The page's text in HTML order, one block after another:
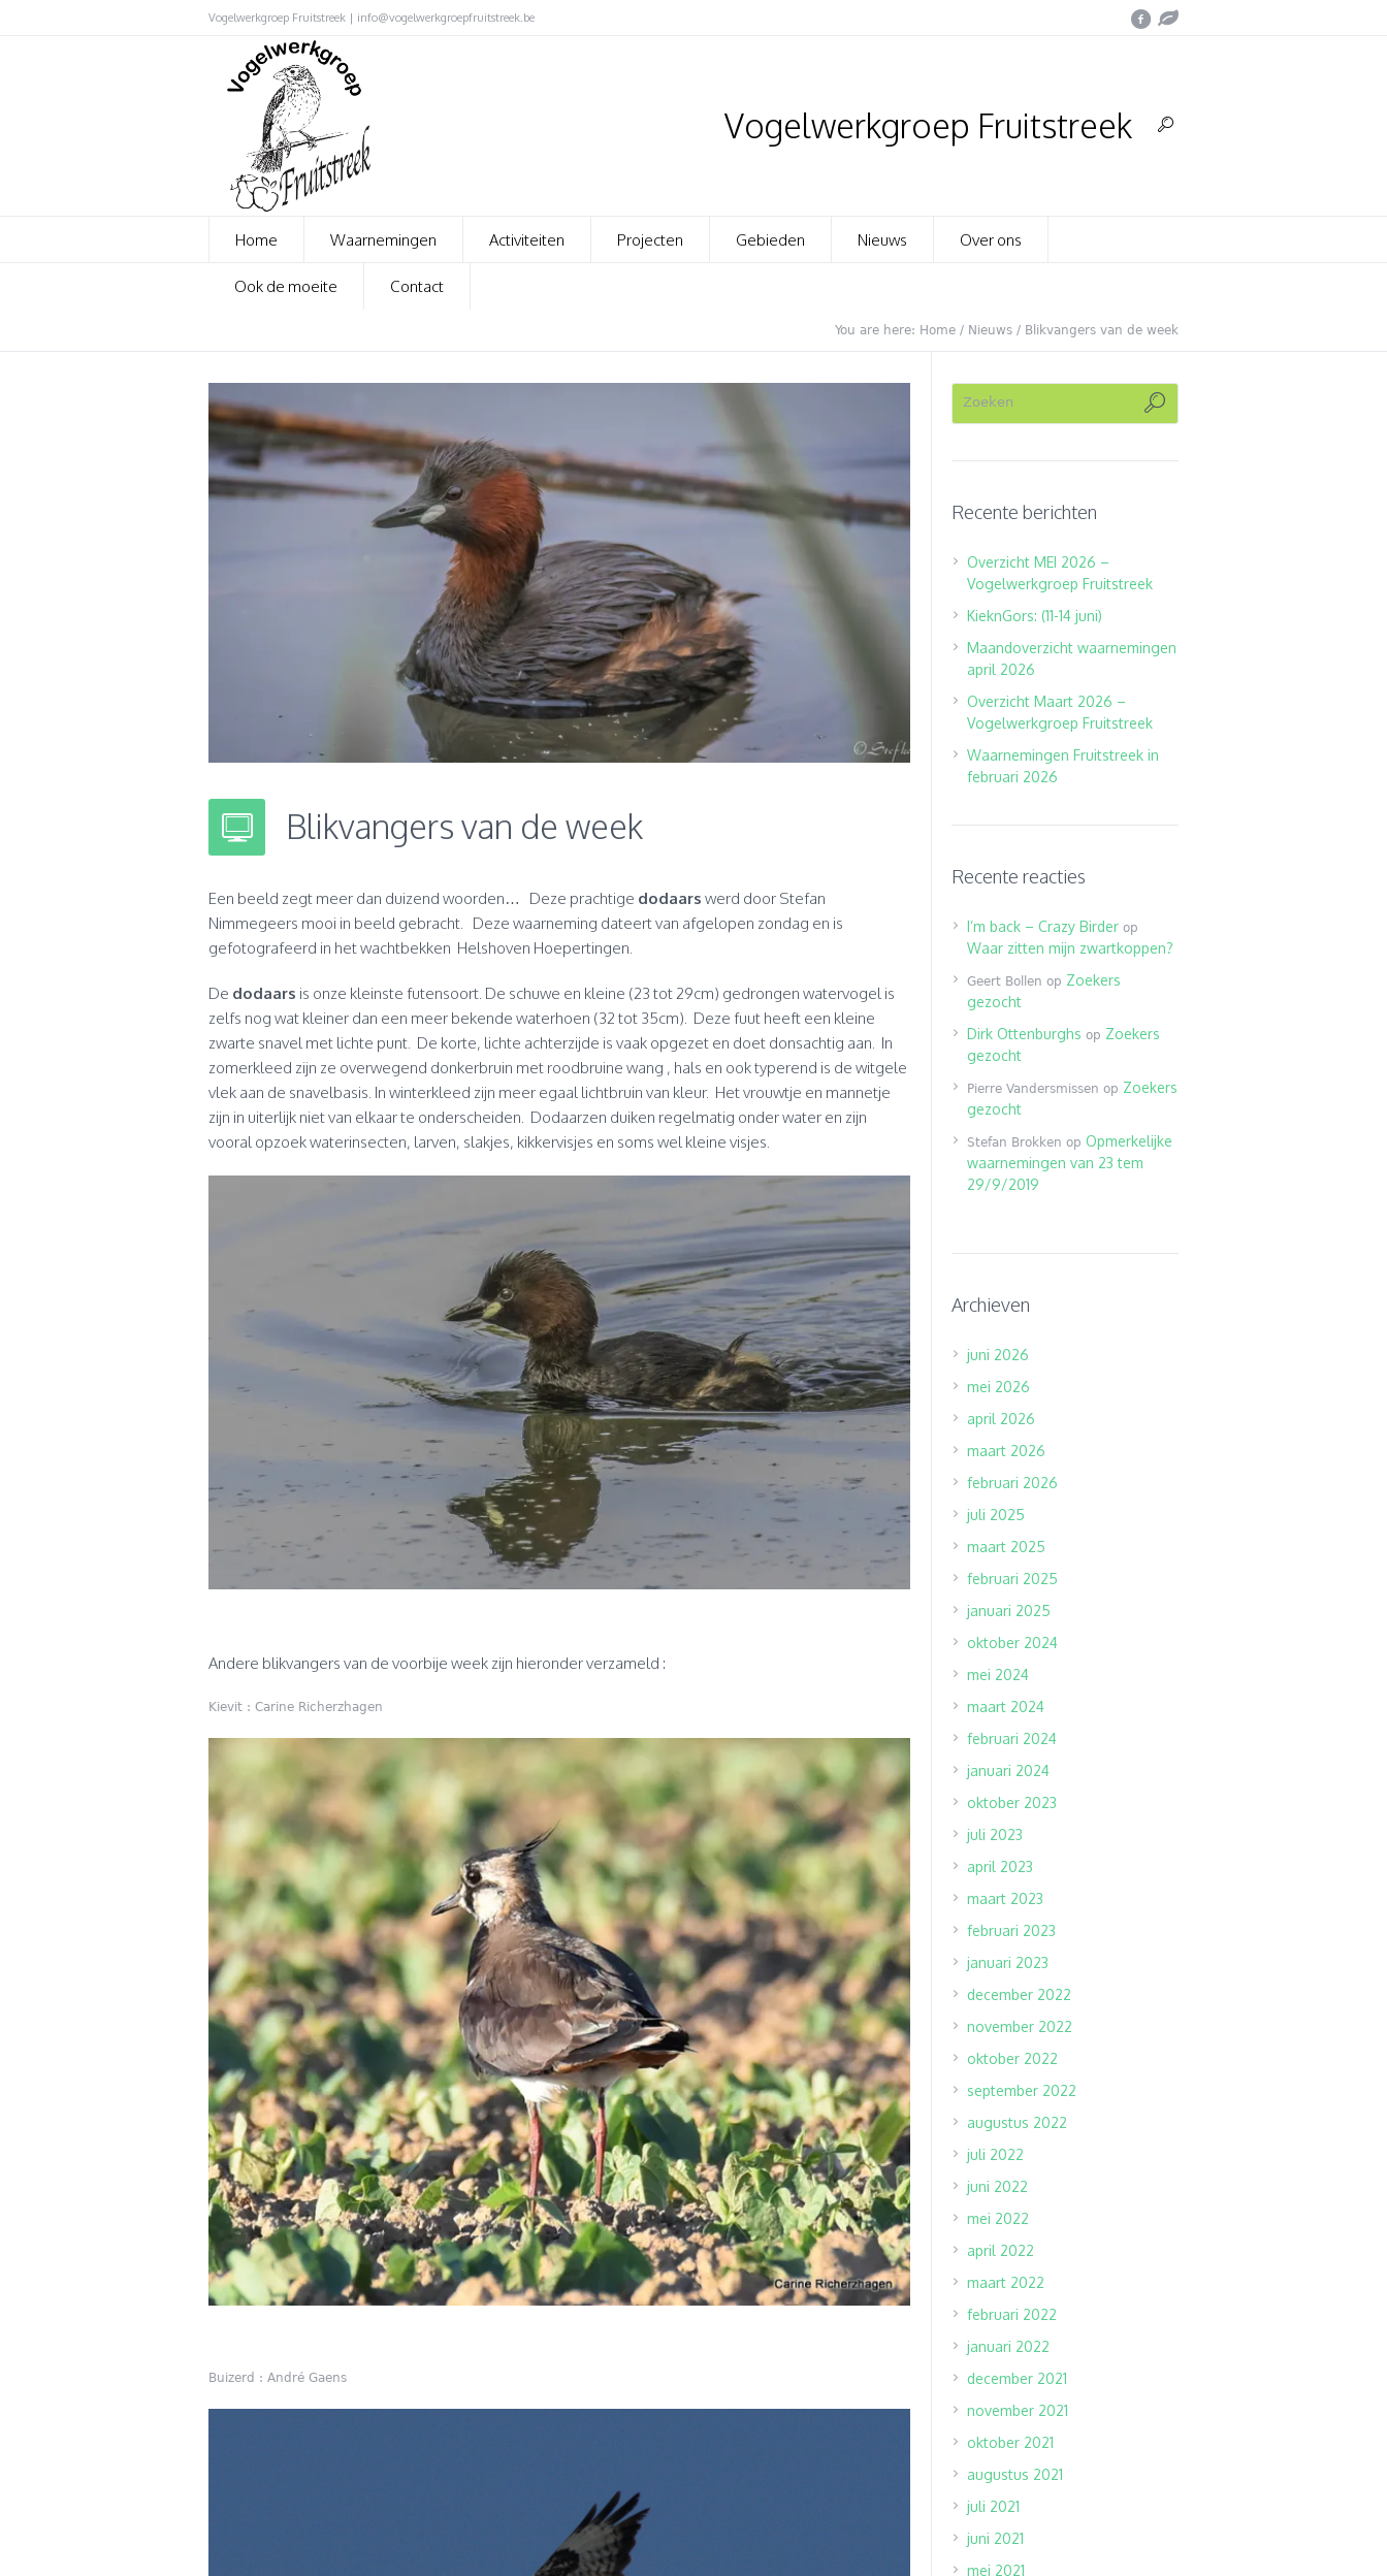
Vogelwerkgroep Fruitstreek | info@vogelwerkgroepfruitstreek.be
Vogelwerkgroep Fruitstreek
Home Waarnemingen Activiteiten Projecten Gebieden Nieuws Over ons
Ook de moeite Contact
You are here: Home / Nieuws / Blikvangers van de week
Blikvangers van de week
Een beeld zegt meer dan duizend woorden… Deze prachtige dodaars werd door Stefan
Nimmegeers mooi in beeld gebracht. Deze waarneming dateert van afgelopen zondag en is
gefotografeerd in het wachtbekken Helshoven Hoepertingen.
De dodaars is onze kleinste futensoort. De schuwe en kleine (23 tot 29cm) gedrongen watervogel is
zelfs nog wat kleiner dan een meer bekende waterhoen (32 tot 35cm). Deze fuut heeft een kleine
zwarte snavel met lichte punt. De korte, lichte achterzijde is vaak opgezet en doet donsachtig aan. In
zomerkleed zijn ze overwegend donkerbruin met roodbruine wang , hals en ook typerend is de witgele
vlek aan de snavelbasis. In winterkleed zijn meer egaal lichtbruin van kleur. Het vrouwtje en mannetje
zijn in uiterlijk niet van elkaar te onderscheiden. Dodaarzen duiken regelmatig onder water en zijn
vooral opzoek waterinsecten, larven, slakjes, kikkervisjes en soms wel kleine visjes.
Andere blikvangers van de voorbije week zijn hieronder verzameld :
Kievit : Carine Richerzhagen
Buizerd : André Gaens
Recente berichten
Overzicht MEI 2026 –
Vogelwerkgroep Fruitstreek
KieknGors: (11-14 juni)
Maandoverzicht waarnemingen
april 2026
Overzicht Maart 2026 –
Vogelwerkgroep Fruitstreek
Waarnemingen Fruitstreek in
februari 2026
Recente reacties
I’m back – Crazy Birder op
Waar zitten mijn zwartkoppen?
Geert Bollen op Zoekers
gezocht
Dirk Ottenburghs op Zoekers
gezocht
Pierre Vandersmissen op Zoekers
gezocht
Stefan Brokken opOpmerkelijke
waarnemingen van 23 tem
29/9/2019
Archieven
juni 2026
mei 2026
april 2026
maart 2026
februari 2026
juli 2025
maart 2025
februari 2025
januari 2025
oktober 2024
mei 2024
maart 2024
februari 2024
januari 2024
oktober 2023
juli 2023
april 2023
maart 2023
februari 2023
januari 2023
december 2022
november 2022
oktober 2022
september 2022
augustus 2022
juli 2022
juni 2022
mei 2022
april 2022
maart 2022
februari 2022
januari 2022
december 2021
november 2021
oktober 2021
augustus 2021
juli 2021
juni 2021
mei 2021